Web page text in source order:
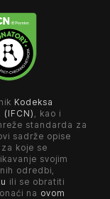
Kodeksa
(IFCN) , kao i
standarda za
sadrže opise
koje se
svojim
odredbi,
ili se obratiti
na ovom